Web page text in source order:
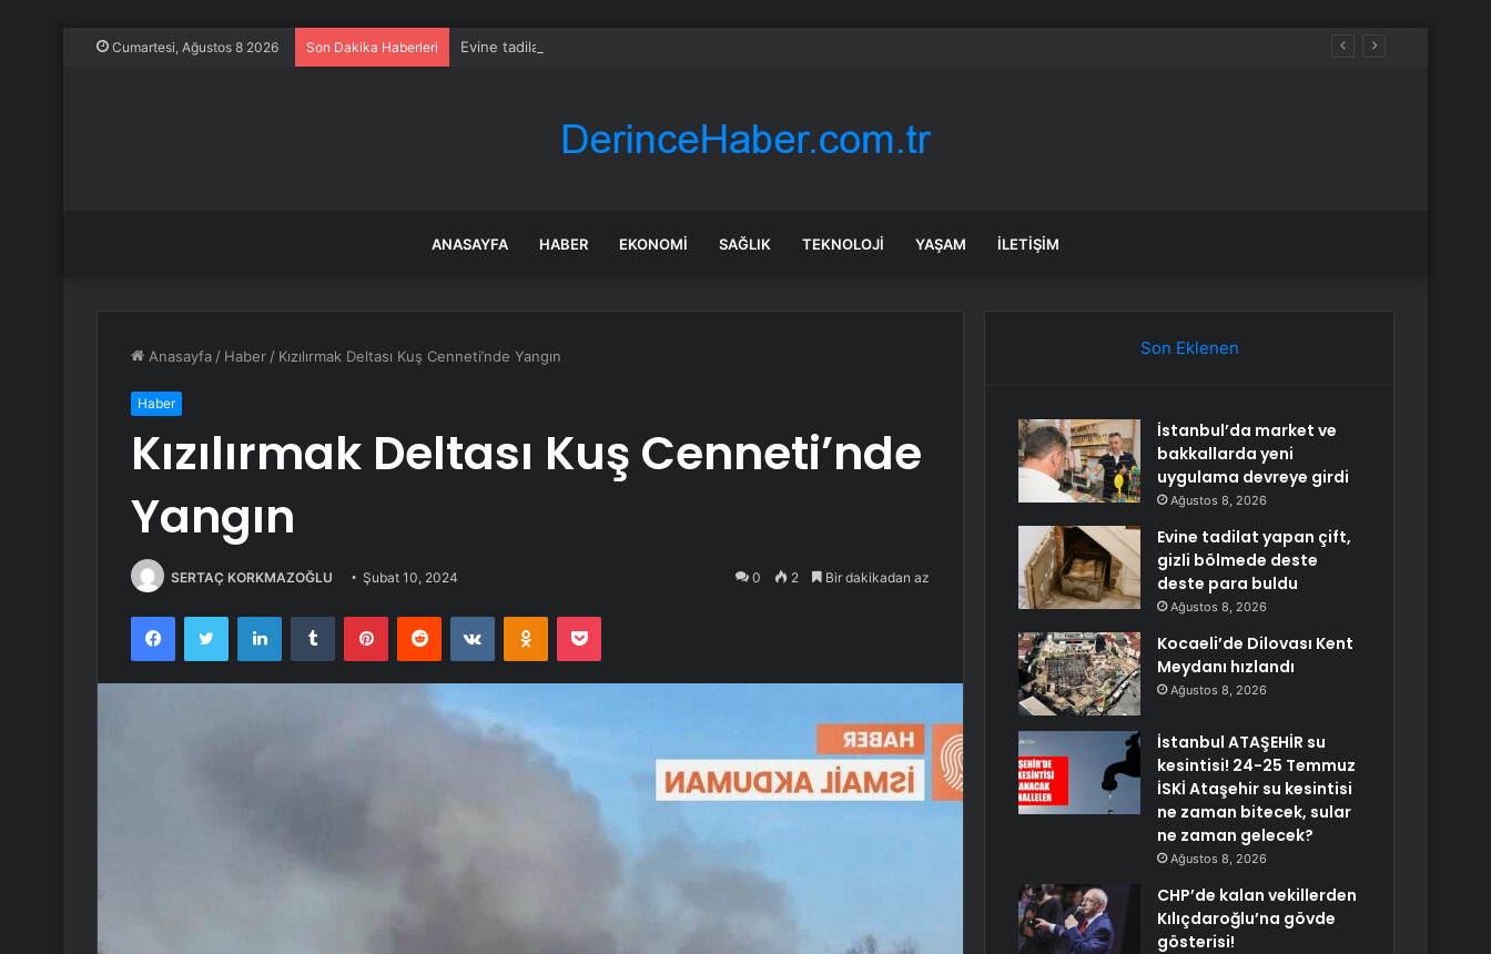
Cumartesi, Ağustos 8 2026 Son Dakika Haberleri Evine tadilat yapan çift, gizli bölmede deste deste para buldu
ANASAYFA HABER EKONOMI SAĞLIK TEKNOLOJI YAŞAM İLETIŞIM
Anasayfa / Haber / Kızılırmak Deltası Kuş Cenneti’nde Yangın
Haber
Kızılırmak Deltası Kuş Cenneti’nde
Yangın
SERTAÇ KORKMAZOĞLU Şubat 10, 2024 0 2 Bir dakikadan az
FacebookTwitter LinkedInTumblr PinterestReddit VKontakteOdnoklassniki
Pocket
Son Eklenen
İstanbul’da market ve
bakkallarda yeni
uygulama devreye girdi
Ağustos 8, 2026
Evine tadilat yapan çift,
gizli bölmede deste
deste para buldu
Ağustos 8, 2026
Kocaeli’de Dilovası Kent
Meydanı hızlandı
Ağustos 8, 2026
İstanbul ATAŞEHİR su
kesintisi! 24-25 Temmuz
İSKİ Ataşehir su kesintisi
ne zaman bitecek, sular
ne zaman gelecek?
Ağustos 8, 2026
CHP’de kalan vekillerden
Kılıçdaroğlu’na gövde
gösterisi!